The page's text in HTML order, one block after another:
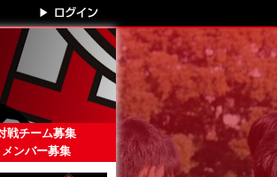
戦チーム募集
メンバー募集